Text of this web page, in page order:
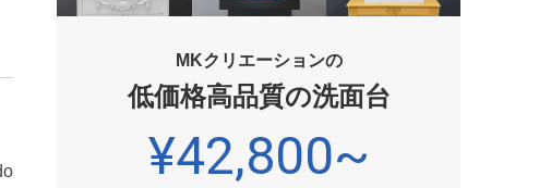
MKクリエーションの
低価格高品質の洗面台
¥42,800~